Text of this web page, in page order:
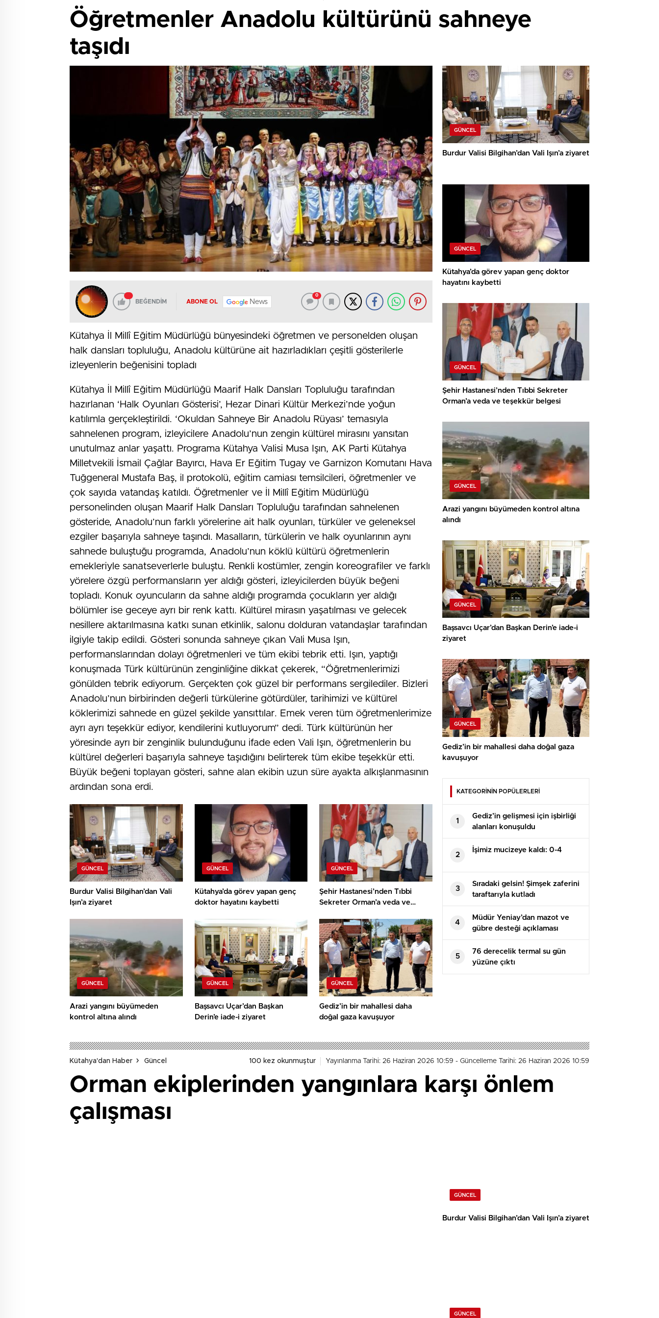
Öğretmenler Anadolu kültürünü sahneye
taşıdı
BEĞENDİM ABONE OL News
0
Kütahya İl Millî Eğitim Müdürlüğü bünyesindeki öğretmen ve personelden oluşan
halk dansları topluluğu, Anadolu kültürüne ait hazırladıkları çeşitli gösterilerle
izleyenlerin beğenisini topladı
Kütahya İl Millî Eğitim Müdürlüğü Maarif Halk Dansları Topluluğu tarafından
hazırlanan ‘Halk Oyunları Gösterisi’, Hezar Dinari Kültür Merkezi’nde yoğun
katılımla gerçekleştirildi. ‘Okuldan Sahneye Bir Anadolu Rüyası’ temasıyla
sahnelenen program, izleyicilere Anadolu’nun zengin kültürel mirasını yansıtan
unutulmaz anlar yaşattı. Programa Kütahya Valisi Musa Işın, AK Parti Kütahya
Milletvekili İsmail Çağlar Bayırcı, Hava Er Eğitim Tugay ve Garnizon Komutanı Hava
Tuğgeneral Mustafa Baş, il protokolü, eğitim camiası temsilcileri, öğretmenler ve
çok sayıda vatandaş katıldı. Öğretmenler ve İl Millî Eğitim Müdürlüğü
personelinden oluşan Maarif Halk Dansları Topluluğu tarafından sahnelenen
gösteride, Anadolu’nun farklı yörelerine ait halk oyunları, türküler ve geleneksel
ezgiler başarıyla sahneye taşındı. Masalların, türkülerin ve halk oyunlarının aynı
sahnede buluştuğu programda, Anadolu’nun köklü kültürü öğretmenlerin
emekleriyle sanatseverlerle buluştu. Renkli kostümler, zengin koreografiler ve farklı
yörelere özgü performansların yer aldığı gösteri, izleyicilerden büyük beğeni
topladı. Konuk oyuncuların da sahne aldığı programda çocukların yer aldığı
bölümler ise geceye ayrı bir renk kattı. Kültürel mirasın yaşatılması ve gelecek
nesillere aktarılmasına katkı sunan etkinlik, salonu dolduran vatandaşlar tarafından
ilgiyle takip edildi. Gösteri sonunda sahneye çıkan Vali Musa Işın,
performanslarından dolayı öğretmenleri ve tüm ekibi tebrik etti. Işın, yaptığı
konuşmada Türk kültürünün zenginliğine dikkat çekerek, “Öğretmenlerimizi
gönülden tebrik ediyorum. Gerçekten çok güzel bir performans sergilediler. Bizleri
Anadolu’nun birbirinden değerli türkülerine götürdüler, tarihimizi ve kültürel
köklerimizi sahnede en güzel şekilde yansıttılar. Emek veren tüm öğretmenlerimize
ayrı ayrı teşekkür ediyor, kendilerini kutluyorum” dedi. Türk kültürünün her
yöresinde ayrı bir zenginlik bulunduğunu ifade eden Vali Işın, öğretmenlerin bu
kültürel değerleri başarıyla sahneye taşıdığını belirterek tüm ekibe teşekkür etti.
Büyük beğeni toplayan gösteri, sahne alan ekibin uzun süre ayakta alkışlanmasının
ardından sona erdi.
GÜNCEL
Burdur Valisi Bilgihan’dan Vali
Işın’a ziyaret
GÜNCEL
Kütahya’da görev yapan genç
doktor hayatını kaybetti
GÜNCEL
Şehir Hastanesi’nden Tıbbi
Sekreter Orman’a veda ve
GÜNCEL
Arazi yangını büyümeden
kontrol altına alındı
GÜNCEL
Başsavcı Uçar’dan Başkan
Derin’e iade-i ziyaret
GÜNCEL
Gediz’in bir mahallesi daha
doğal gaza kavuşuyor
GÜNCEL
Burdur Valisi Bilgihan’dan Vali Işın’a ziyaret
GÜNCEL
Kütahya’da görev yapan genç doktor
hayatını kaybetti
GÜNCEL
Şehir Hastanesi’nden Tıbbi Sekreter
Orman’a veda ve teşekkür belgesi
GÜNCEL
Arazi yangını büyümeden kontrol altına
alındı
GÜNCEL
Başsavcı Uçar’dan Başkan Derin’e iade-i
ziyaret
GÜNCEL
Gediz’in bir mahallesi daha doğal gaza
kavuşuyor
KATEGORİNİN POPÜLERLERİ
1
Gediz’in gelişmesi için işbirliği
alanları konuşuldu
2
İşimiz mucizeye kaldı: 0-4
3
Sıradaki gelsin! Şimşek zaferini
taraftarıyla kutladı
4
Müdür Yeniay’dan mazot ve
gübre desteği açıklaması
5
76 derecelik termal su gün
yüzüne çıktı
Kütahya'dan Haber Güncel 100 kez okunmuştur Yayınlanma Tarihi: 26 Haziran 2026 10:59 - Güncelleme Tarihi: 26 Haziran 2026 10:59
Orman ekiplerinden yangınlara karşı önlem
çalışması
GÜNCEL
Burdur Valisi Bilgihan’dan Vali Işın’a ziyaret
GÜNCEL